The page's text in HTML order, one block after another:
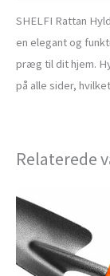
SHELFI Rattan
en elegant og
præg til dit hjem.
på alle sider,
Relaterede